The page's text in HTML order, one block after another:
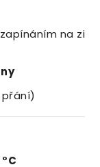
zapínáním na zip
přání)
C